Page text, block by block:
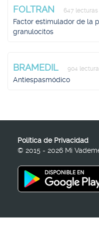
FOLTRAN 647 lecturas
Factor estimulador de la
granulocitos
BRAMEDIL 904
Antiespasmódico
Política de Privacidad
© 2015 - 2026 Mi